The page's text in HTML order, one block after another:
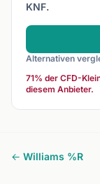
KNF.
Alternativen
71% der CFD-
diesem Anbieter.
← Williams %R